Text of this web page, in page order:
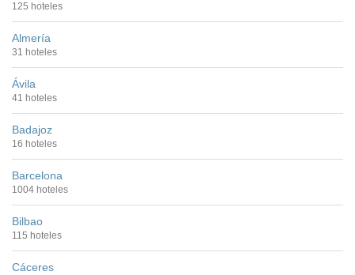
125 hoteles
Almería
31 hoteles
Ávila
41 hoteles
Badajoz
16 hoteles
Barcelona
1004 hoteles
Bilbao
115 hoteles
Cáceres